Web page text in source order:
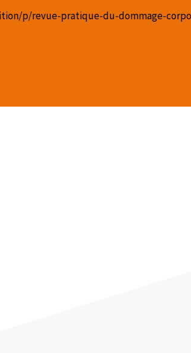
p/revue-pratique-du-dommage-